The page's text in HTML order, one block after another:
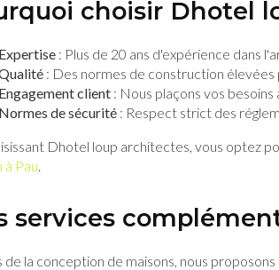
choisir Dhotel
Expertise : Plus de 20 ans d'expérience dans
: Des normes de construction élevées
Engagement client : Nous plaçons vos
Normes de sécurité : Respect strict des
Dhotel loup architectes, vous optez
à Pau.
services
de la conception de maisons, nous